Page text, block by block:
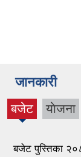
जानकारी
बजेट
(active
याेजना
बजेट पुस्तिका